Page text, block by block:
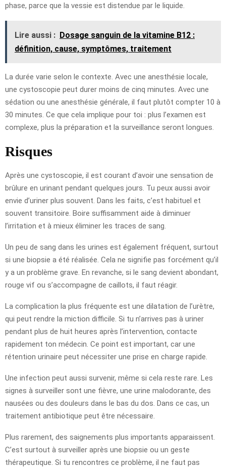
phase, parce que la vessie est distendue par le liquide.
Lire aussi : Dosage sanguin de la vitamine B12 :
définition, cause, symptômes, traitement
La durée varie selon le contexte. Avec une anesthésie locale,
une cystoscopie peut durer moins de cinq minutes. Avec une
sédation ou une anesthésie générale, il faut plutôt compter 10 à
30 minutes. Ce que cela implique pour toi : plus l’examen est
complexe, plus la préparation et la surveillance seront longues.
Risques
Après une cystoscopie, il est courant d’avoir une sensation de
brûlure en urinant pendant quelques jours. Tu peux aussi avoir
envie d’uriner plus souvent. Dans les faits, c’est habituel et
souvent transitoire. Boire suffisamment aide à diminuer
l’irritation et à mieux éliminer les traces de sang.
Un peu de sang dans les urines est également fréquent, surtout
si une biopsie a été réalisée. Cela ne signifie pas forcément qu’il
y a un problème grave. En revanche, si le sang devient abondant,
rouge vif ou s’accompagne de caillots, il faut réagir.
La complication la plus fréquente est une dilatation de l’urètre,
qui peut rendre la miction difficile. Si tu n’arrives pas à uriner
pendant plus de huit heures après l’intervention, contacte
rapidement ton médecin. Ce point est important, car une
rétention urinaire peut nécessiter une prise en charge rapide.
Une infection peut aussi survenir, même si cela reste rare. Les
signes à surveiller sont une fièvre, une urine malodorante, des
nausées ou des douleurs dans le bas du dos. Dans ce cas, un
traitement antibiotique peut être nécessaire.
Plus rarement, des saignements plus importants apparaissent.
C’est surtout à surveiller après une biopsie ou un geste
thérapeutique. Si tu rencontres ce problème, il ne faut pas